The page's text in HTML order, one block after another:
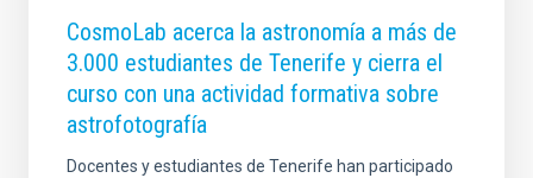
CosmoLab acerca la astronomía a más de
3.000 estudiantes de Tenerife y cierra el
curso con una actividad formativa sobre
astrofotografía
Docentes y estudiantes de Tenerife han participado